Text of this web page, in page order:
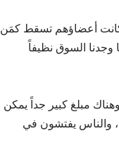
كانت أعضاؤهم تسقط كمَن
وجدنا السوق نظيفاً
مبلغ كبير جداً يمكن
والناس يفتشون في